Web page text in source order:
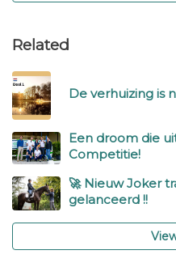
Related
De verhuizing is
Een droom die
Competitie!
🚀 Nieuw Joker
gelanceerd !!